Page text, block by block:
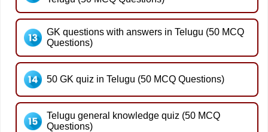
GK questions with answers in Telugu (50 MCQ
Questions)
50 GK quiz in Telugu (50 MCQ Questions)
Telugu general knowledge quiz (50 MCQ
Questions)